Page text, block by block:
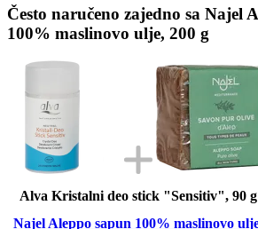
Često naručeno zajedno sa Najel
100% maslinovo ulje, 200 g
Alva Kristalni deo stick "Sensitiv", 90 g
Najel Aleppo sapun 100% maslinovo